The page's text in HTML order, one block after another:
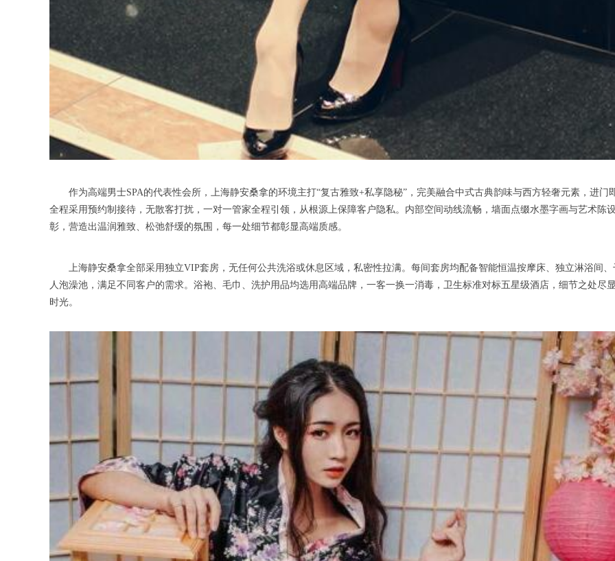
作为高端男士SPA的代表性会所，上海静安桑拿的环境主打“复古雅致+私享隐秘”，完美融合中式古典韵味与西方轻奢元素，进门
全程采用预约制接待，无散客打扰，一对一管家全程引领，从根源上保障客户隐私。内部空间动线流畅，墙面点缀水墨字画与艺术陈
彰，营造出温润雅致、松弛舒缓的氛围，每一处细节都彰显高端质感。
上海静安桑拿全部采用独立VIP套房，无任何公共洗浴或休息区域，私密性拉满。每间套房均配备智能恒温按摩床、独立淋浴间
人泡澡池，满足不同客户的需求。浴袍、毛巾、洗护用品均选用高端品牌，一客一换一消毒，卫生标准对标五星级酒店，细节之处
时光。